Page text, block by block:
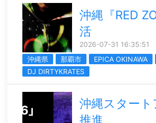
沖縄『RED
活
2026-07-31 16:35:51
沖縄県
那覇市 EPICA OKINAWA
DJ DIRTYKRATES
沖縄スター
推進